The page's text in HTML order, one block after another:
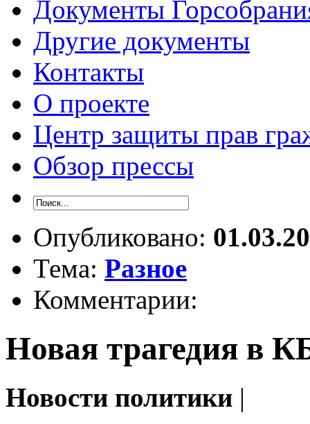
Документы
Другие документы
Контакты
О проекте
Центр защиты прав
Обзор прессы
Опубликовано:
Тема: Разное
Комментарии:
Новая трагедия в
Новости политики |